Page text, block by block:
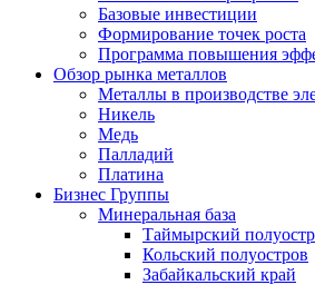
Базовые инвестиции
Формирование точек роста
Программа повышения
Обзор рынка металлов
Металлы в производстве
Никель
Медь
Палладий
Платина
Бизнес Группы
Минеральная база
Таймырский
Кольский полуостров
Забайкальский край